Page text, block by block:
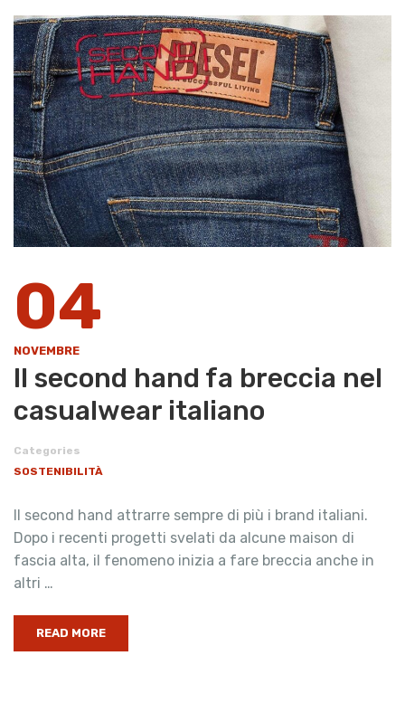
04
NOVEMBRE
Il second hand fa breccia nel
casualwear italiano
Categories
SOSTENIBILITÀ
Il second hand attrarre sempre di più i brand italiani.
Dopo i recenti progetti svelati da alcune maison di
fascia alta, il fenomeno inizia a fare breccia anche in
altri …
READ MORE